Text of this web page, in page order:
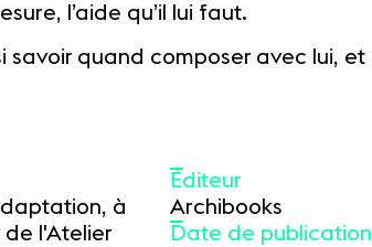
l’aide qu’il lui faut.
savoir quand composer avec lui,
à
de l'Atelier
Éditeur
Archibooks
Date de publication